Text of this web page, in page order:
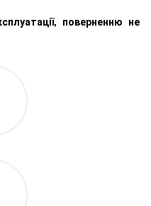
поверненню не